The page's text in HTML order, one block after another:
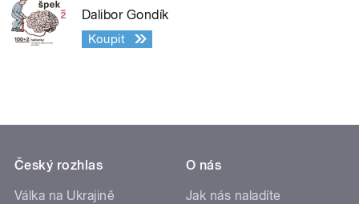
Dalibor Gondík
Koupit
Český rozhlas
Válka na Ukrajině
O nás
Jak nás naladíte